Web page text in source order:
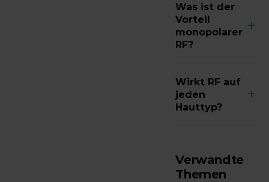
Was ist der
Vorteil
monopolarer
RF?
+
großvolumig
tiefere
daher gut zur
Straffung von
Wirkt RF auf
jeden
Hauttyp?
+
unabhängig
Verwandte
Themen